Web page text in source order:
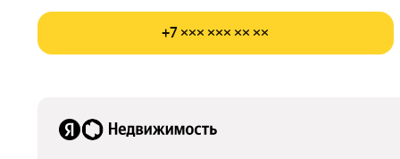
+7 ××× ××× ×× ××